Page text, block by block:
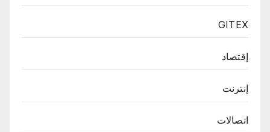
GITEX
إقتصاد
إنترنت
اتصالات